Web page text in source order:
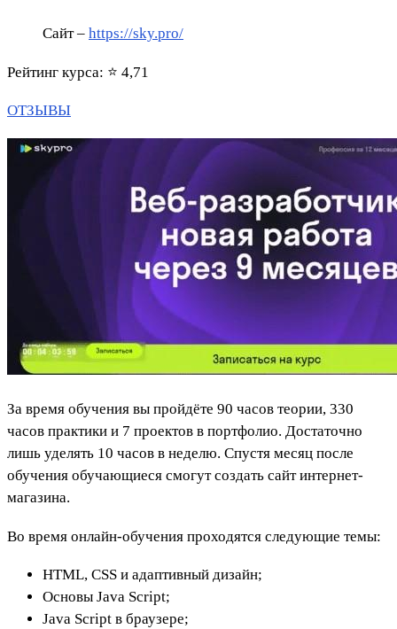
Сайт – https://sky.pro/
Рейтинг курса: ⭐ 4,71
ОТЗЫВЫ
За время обучения вы пройдёте 90 часов теории, 330
часов практики и 7 проектов в портфолио. Достаточно
лишь уделять 10 часов в неделю. Спустя месяц после
обучения обучающиеся смогут создать сайт интернет-
магазина.
Во время онлайн-обучения проходятся следующие темы:
HTML, CSS и адаптивный дизайн;
Основы Java Script;
Java Script в браузере;